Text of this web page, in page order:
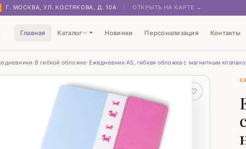
Г. МОСКВА, УЛ. КОСТЯКОВА, Д. 10А ОТКРЫТЬ НА КАРТЕ →
Главная Каталог Новинки Персонализация Контакты
› В гибкой обложке› Ежедневник А5, гибкая обложка с магнитным
♡